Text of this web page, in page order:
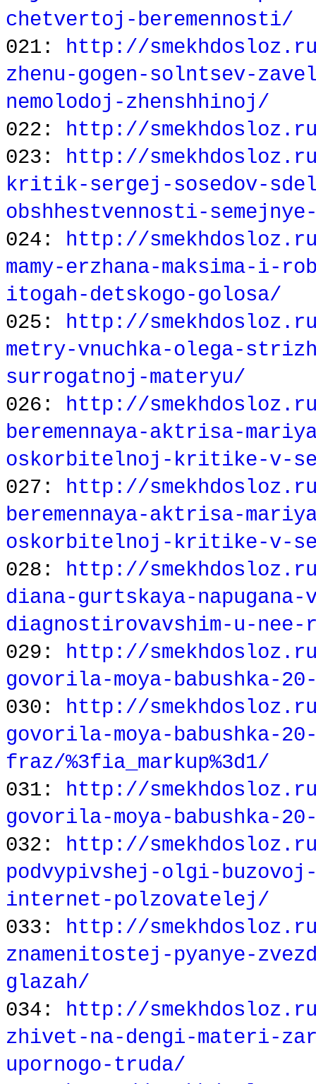
chetvertoj-beremennosti/
021: http://
zhenu-gogen-solntsev-
nemolodoj-zhenshhinoj/
022: http://
023: http://
kritik-sergej-sosedov-
obshhestvennosti-
024: http://
mamy-erzhana-maksima-i-
itogah-detskogo-golosa/
025: http://
metry-vnuchka-olega-
surrogatnoj-materyu/
026: http://
beremennaya-aktrisa-
oskorbitelnoj-kritike-v-
027: http://
beremennaya-aktrisa-
oskorbitelnoj-kritike-v-
028: http://
diana-gurtskaya-
diagnostirovavshim-u-
029: http://
govorila-moya-babushka-
030: http://
govorila-moya-babushka-
fraz/%3fia_markup%3d1/
031: http://
govorila-moya-babushka-
032: http://
podvypivshej-olgi-
internet-polzovatelej/
033: http://
znamenitostej-pyanye-
glazah/
034: http://
zhivet-na-dengi-materi-
upornogo-truda/